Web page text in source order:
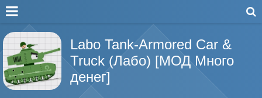
Labo Tank-Armored Car &
Truck (Лабо) [МОД Много
денег]